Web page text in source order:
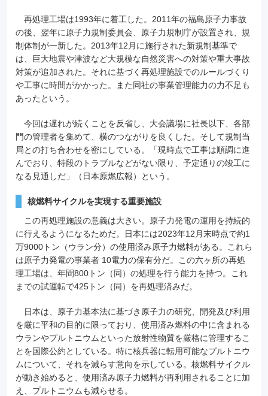
再処理工場は1993年に着工した。2011年の福島原子力事故
の後、翌年に原子力規制委員会、原子力規制庁が設置され、規
制体制が一新した。2013年12月に施行された新規制基準で
は、巨大地震や津波など大規模な自然災害への対策や重大事故
対策が追加された。それに基づく再処理施設でのルールづくり
や工事に時間がかかった。また同社の事業管理能力の力不足も
あったという。
今回は遅れが続くことを反省し、大会議場に社長以下、各部
門の管理者を集めて、横のつながりを良くした。そして規制当
局との打ち合わせを密にしている。「現時点で工事は順調に進
んでおり、特段のトラブルなどがない限り、予定通りの竣工に
なる見通しだ」（日本原燃広報）という。
核燃料サイクルを実現する重要施設
この再処理施設の意義は大きい。原子力発電の運用を持続的
に行えるようになるためだ。日本には2023年12月末時点で約1
万9000トン（ウラン分）の使用済み原子力燃料がある。これら
は原子力発電の事業者 10電力の保有分だ。この六ヶ所の再処
理工場は、年間800トン（同）の処理を行う能力を持つ。これ
までの試運転で425トン（同）を再処理済みだ。
日本は、原子力基本法に基づき原子力の研究、開発及び利用
を厳に平和の目的に限っており、使用済み燃料の中に含まれる
ウランやプルトニウムといった放射性物質を厳格に管理するこ
とを国際公約としている。特に核兵器に転用可能なプルトニウ
ムについて、それを減らす意向を示している。核燃料サイクル
が動き始めると、使用済み原子力燃料が再利用されることに加
え、プルトニウムも減らせる。